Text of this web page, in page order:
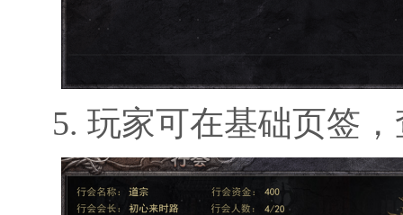
5. 玩家可在基础页签